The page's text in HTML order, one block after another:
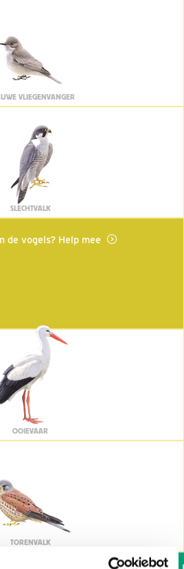
VLIEGENVANGER
SLECHTVALK
de vogels? Help mee
OOIEVAAR
TORENVALK